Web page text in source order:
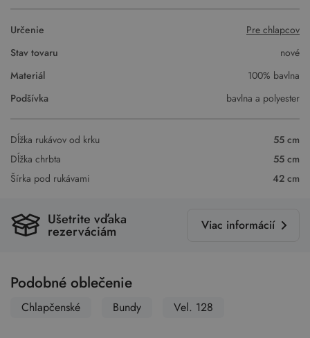
Určenie
Pre chlapcov
Stav tovaru
nové
Materiál
100% bavlna
Podšívka
bavlna a polyester
Dĺžka rukávov od krku
55 cm
Dĺžka chrbta
55 cm
Šírka pod rukávami
42 cm
Ušetrite vďaka
rezerváciám Viac informácií
Podobné oblečenie
Chlapčenské Bundy Vel. 128